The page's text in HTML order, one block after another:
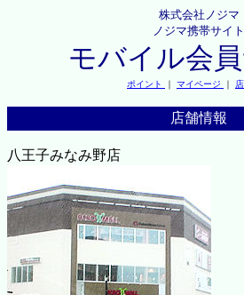
株式会社ノジマ
ノジマ携帯サイト
モバイル会
ポイント ｜ マイページ ｜
店舗情報
八王子みなみ野店